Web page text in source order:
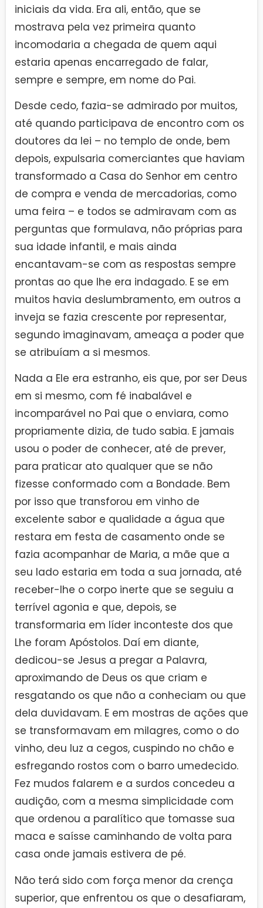
iniciais da vida. Era ali, então, que se
mostrava pela vez primeira quanto
incomodaria a chegada de quem aqui
estaria apenas encarregado de falar,
sempre e sempre, em nome do Pai.
Desde cedo, fazia-se admirado por muitos,
até quando participava de encontro com os
doutores da lei – no templo de onde, bem
depois, expulsaria comerciantes que haviam
transformado a Casa do Senhor em centro
de compra e venda de mercadorias, como
uma feira – e todos se admiravam com as
perguntas que formulava, não próprias para
sua idade infantil, e mais ainda
encantavam-se com as respostas sempre
prontas ao que lhe era indagado. E se em
muitos havia deslumbramento, em outros a
inveja se fazia crescente por representar,
segundo imaginavam, ameaça a poder que
se atribuíam a si mesmos.
Nada a Ele era estranho, eis que, por ser Deus
em si mesmo, com fé inabalável e
incomparável no Pai que o enviara, como
propriamente dizia, de tudo sabia. E jamais
usou o poder de conhecer, até de prever,
para praticar ato qualquer que se não
fizesse conformado com a Bondade. Bem
por isso que transforou em vinho de
excelente sabor e qualidade a água que
restara em festa de casamento onde se
fazia acompanhar de Maria, a mãe que a
seu lado estaria em toda a sua jornada, até
receber-lhe o corpo inerte que se seguiu a
terrível agonia e que, depois, se
transformaria em líder inconteste dos que
Lhe foram Apóstolos. Daí em diante,
dedicou-se Jesus a pregar a Palavra,
aproximando de Deus os que criam e
resgatando os que não a conheciam ou que
dela duvidavam. E em mostras de ações que
se transformavam em milagres, como o do
vinho, deu luz a cegos, cuspindo no chão e
esfregando rostos com o barro umedecido.
Fez mudos falarem e a surdos concedeu a
audição, com a mesma simplicidade com
que ordenou a paralítico que tomasse sua
maca e saísse caminhando de volta para
casa onde jamais estivera de pé.
Não terá sido com força menor da crença
superior, que enfrentou os que o desafiaram,